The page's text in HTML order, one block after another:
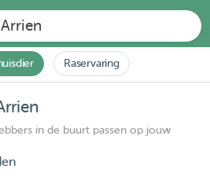
Arrien
Raservaring
in de buurt passen op jouw